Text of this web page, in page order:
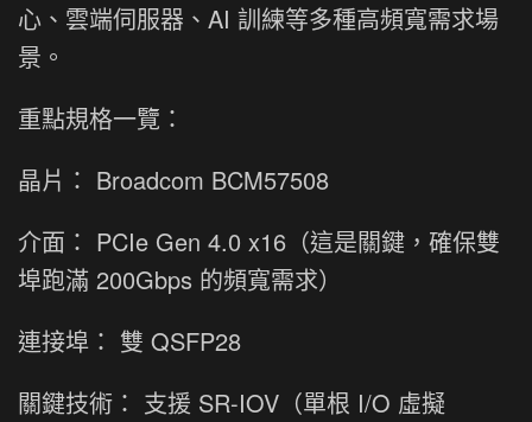
心、雲端伺服器、AI 訓練等多種高頻寬需求場
景。
重點規格一覽：
晶片： Broadcom BCM57508
介面： PCIe Gen 4.0 x16（這是關鍵，確保雙
埠跑滿 200Gbps 的頻寬需求）
連接埠： 雙 QSFP28
關鍵技術： 支援 SR-IOV（單根 I/O 虛擬